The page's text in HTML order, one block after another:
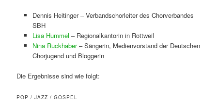
Dennis Heitinger – Verbandschorleiter des Chorverbandes
SBH
Lisa Hummel – Regionalkantorin in Rottweil
Nina Ruckhaber– Sängerin, Medienvorstand der Deutschen
Chorjugend und Bloggerin
Die Ergebnisse sind wie folgt:
POP / JAZZ / GOSPEL